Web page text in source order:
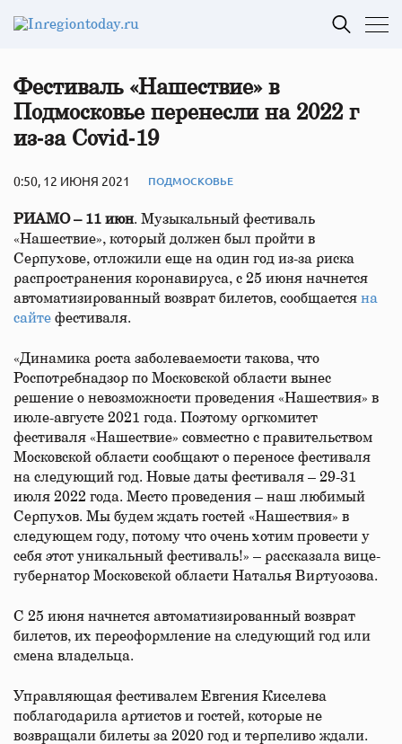
Фестиваль «Нашествие» в
Подмосковье перенесли на 2022 г
из‑за Covid‑19
0:50, 12 ИЮНЯ 2021 ПОДМОСКОВЬЕ
РИАМО – 11 июн. Музыкальный фестиваль
«Нашествие», который должен был пройти в
Серпухове, отложили еще на один год из-за риска
распространения коронавируса, с 25 июня начнется
автоматизированный возврат билетов, сообщается на
сайте фестиваля.
«Динамика роста заболеваемости такова, что
Роспотребнадзор по Московской области вынес
решение о невозможности проведения «Нашествия» в
июле-августе 2021 года. Поэтому оргкомитет
фестиваля «Нашествие» совместно с правительством
Московской области сообщают о переносе фестиваля
на следующий год. Новые даты фестиваля – 29-31
июля 2022 года. Место проведения – наш любимый
Серпухов. Мы будем ждать гостей «Нашествия» в
следующем году, потому что очень хотим провести у
себя этот уникальный фестиваль!» – рассказала вице-
губернатор Московской области Наталья Виртуозова.
С 25 июня начнется автоматизированный возврат
билетов, их переоформление на следующий год или
смена владельца.
Управляющая фестивалем Евгения Киселева
поблагодарила артистов и гостей, которые не
возвращали билеты за 2020 год и терпеливо ждали.